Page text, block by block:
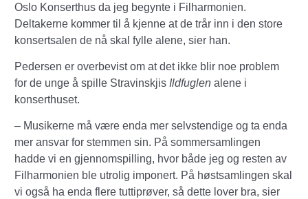
Oslo Konserthus da jeg begynte i Filharmonien.
Deltakerne kommer til å kjenne at de trår inn i den store
konsertsalen de nå skal fylle alene, sier han.
Pedersen er overbevist om at det ikke blir noe problem
for de unge å spille Stravinskjis Ildfuglen alene i
konserthuset.
– Musikerne må være enda mer selvstendige og ta enda
mer ansvar for stemmen sin. På sommersamlingen
hadde vi en gjennomspilling, hvor både jeg og resten av
Filharmonien ble utrolig imponert. På høstsamlingen skal
vi også ha enda flere tuttiprøver, så dette lover bra, sier